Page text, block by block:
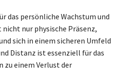
das persönliche Wachstum und
nur physische Präsenz,
sich in einem sicheren Umfeld
Distanz ist essenziell für das
zu einem Verlust der